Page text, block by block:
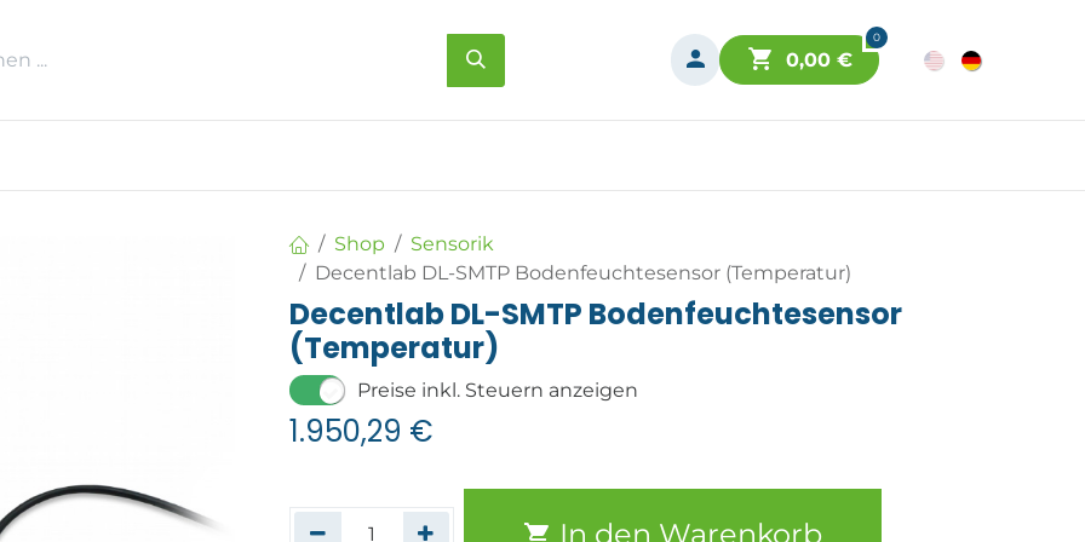
0
0,00€
Shop
Sensorik
Decentlab DL-SMTP Bodenfeuchtesensor (Temperatur)
Decentlab DL-SMTP Bodenfeuchtesensor
(Temperatur)
Preise inkl. Steuern anzeigen
1.950,29 €
In den Warenkorb